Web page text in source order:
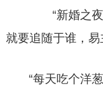
“新婚之夜
就要追随于谁，易
“每天吃个洋